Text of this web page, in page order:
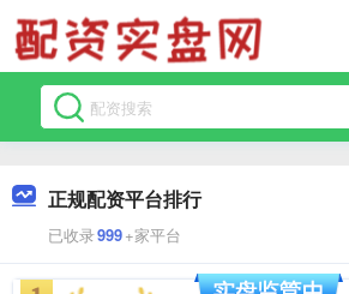
正规配资平台排行
已收录999+家平台